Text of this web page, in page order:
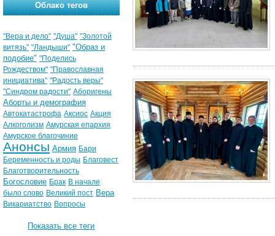
Облако тегов
"Вера и дело" "Душа" "Золотой
витязь" "Ландыши" "Образ и
подобие" "Поделись
Рождеством" "Православная
инициатива" "Радость веры"
"Синдром радости" Аборигены
Аборты и демография
Автокатастрофа Аксиос Акция
Алкоголизм Амурская епархия
Амурское благочиние
Анонсы Армия Бари
Беременность и роды Благовест
Благотворительность
Богословие Брак В начале
было слово Великий пост Вера
Викариатство Вопросы
Показать все теги